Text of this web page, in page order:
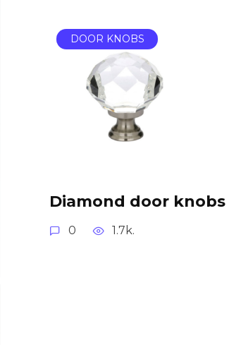
DOOR KNOBS
Diamond door knobs
0 1.7k.